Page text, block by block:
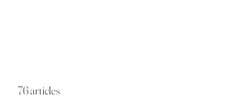
76 articles